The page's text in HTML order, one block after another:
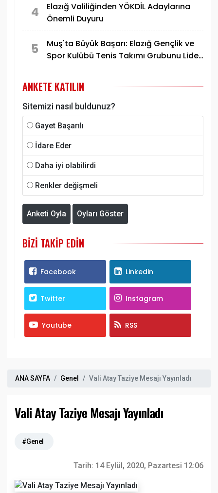
4
Elazığ Valiliğinden YÖKDİL Adaylarına
Önemli Duyuru
5
Muş'ta Büyük Başarı: Elazığ Gençlik ve
Spor Kulübü Tenis Takımı Grubunu Lider
ANKETE KATILIN
Sitemizi nasıl buldunuz?
Gayet Başarılı
İdare Eder
Daha iyi olabilirdi
Renkler değişmeli
Anketi Oyla Oyları Göster
BIZI TAKIP EDIN
Facebook Linkedin
Twitter Instagram
Youtube RSS
ANA SAYFA Genel Vali Atay Taziye Mesajı Yayınladı
Vali Atay Taziye Mesajı Yayınladı
#Genel
Tarih: 14 Eylül, 2020, Pazartesi 12:06